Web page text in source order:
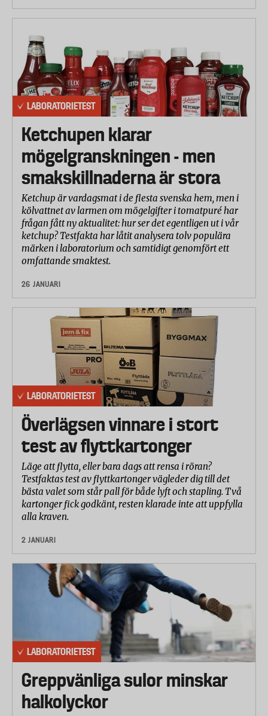
LABORATORIETEST
Ketchupen klarar
mögelgranskningen - men
smakskillnaderna är stora
Ketchup är vardagsmat i de flesta svenska hem, men i
kölvattnet av larmen om mögelgifter i tomatpuré har
frågan fått ny aktualitet: hur ser det egentligen ut i vår
ketchup? Testfakta har låtit analysera tolv populära
märken i laboratorium och samtidigt genomfört ett
omfattande smaktest.
26 JANUARI
LABORATORIETEST
Överlägsen vinnare i stort
test av flyttkartonger
Läge att flytta, eller bara dags att rensa i röran?
Testfaktas test av flyttkartonger vägleder dig till det
bästa valet som står pall för både lyft och stapling. Två
kartonger fick godkänt, resten klarade inte att uppfylla
alla kraven.
2 JANUARI
LABORATORIETEST
Greppvänliga sulor minskar
halkolyckor